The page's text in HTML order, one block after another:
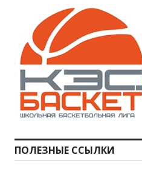
ПОЛЕЗНЫЕ ССЫЛКИ